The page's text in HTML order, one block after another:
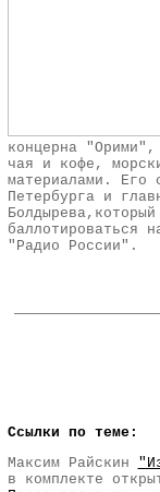
концерна "Орими",
чая и кофе,
материалами. Его
Петербурга и
баллотироваться
"Радио России".
Ссылки по теме:
Максим Райскин
в комплекте